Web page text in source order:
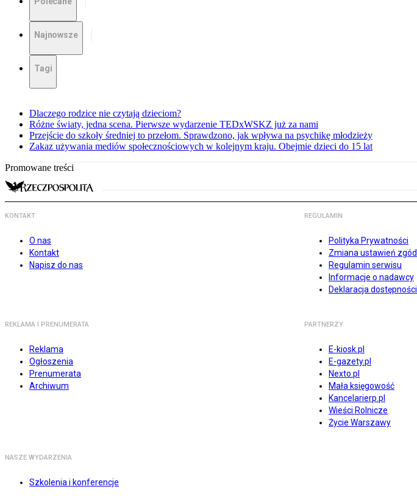
Najnowsze
Tagi
Dlaczego rodzice nie czytają dzieciom?
Różne światy, jedna scena. Pierwsze wydarzenie TEDxWSKZ już za nami
Przejście do szkoły średniej to przełom. Sprawdzono, jak wpływa na psychikę młodzieży
Zakaz używania mediów społecznościowych w kolejnym kraju. Obejmie dzieci do 15 lat
Promowane treści
KONTAKT
O nas
Kontakt
Napisz do nas
REGULAMIN
Polityka Prywatności
Zmiana ustawień zgód
Regulamin serwisu
Informacje o nadawcy
Deklaracja dostępności
REKLAMA I PRENUMERATA
Reklama
Ogłoszenia
Prenumerata
Archiwum
PARTNERZY
E-kiosk.pl
E-gazety.pl
Nexto.pl
Mała księgowość
Kancelarierp.pl
Wieści Rolnicze
Życie Warszawy
NASZE WYDARZENIA
Szkolenia i konferencje